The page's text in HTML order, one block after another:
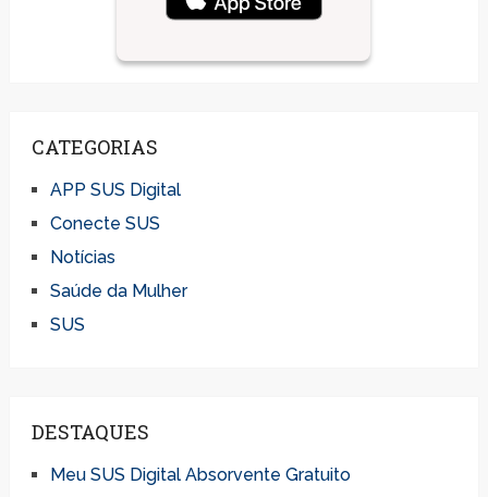
CATEGORIAS
APP SUS Digital
Conecte SUS
Notícias
Saúde da Mulher
SUS
DESTAQUES
Meu SUS Digital Absorvente Gratuito